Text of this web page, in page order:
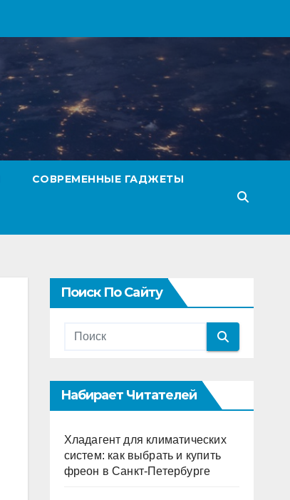
СОВРЕМЕННЫЕ ГАДЖЕТЫ
Поиск По Сайту
Набирает Читателей
Хладагент для климатических
систем: как выбрать и купить
фреон в Санкт-Петербурге